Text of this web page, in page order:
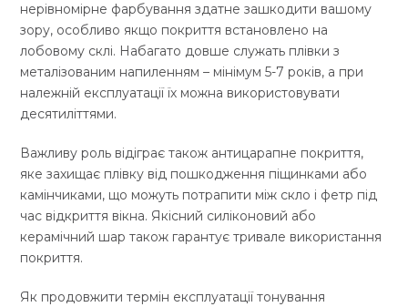
нерівномірне фарбування здатне зашкодити вашому
зору, особливо якщо покриття встановлено на
лобовому склі. Набагато довше служать плівки з
металізованим напиленням – мінімум 5-7 років, а при
належній експлуатації їх можна використовувати
десятиліттями.
Важливу роль відіграє також антицарапне покриття,
яке захищає плівку від пошкодження піщинками або
камінчиками, що можуть потрапити між скло і фетр під
час відкриття вікна. Якісний силіконовий або
керамічний шар також гарантує тривале використання
покриття.
Як продовжити термін експлуатації тонування